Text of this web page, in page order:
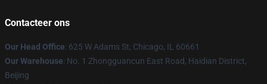
Contacteer ons
Our Head Office: 625 W Adams St, Chicago, IL 60661
Our Warehouse: No. 1 Zhongguancun East Road, Haidian District,
Beijing